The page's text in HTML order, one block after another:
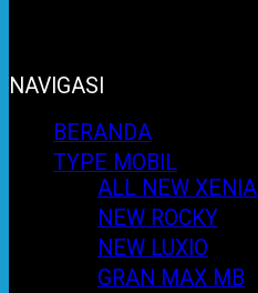
NAVIGASI
BERANDA
TYPE MOBIL
ALL NEW XENIA
NEW ROCKY
NEW LUXIO
GRAN MAX MB